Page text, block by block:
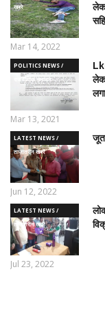
ख़बरे
Mar 14, 2022
POLITICS NEWS /
राजनीतिक समाचार
Mar 13, 2021
LATEST NEWS /
ताज़ातरीन खबरें
Jun 12, 2022
LATEST NEWS /
ताज़ातरीन खबरें
Jul 23, 2022